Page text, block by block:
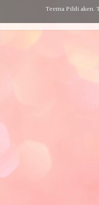
Teema Pildi aken.